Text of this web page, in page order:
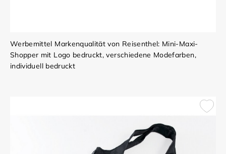
Werbemittel Markenqualität von Reisenthel: Mini-Maxi-
Shopper mit Logo bedruckt, verschiedene Modefarben,
individuell bedruckt